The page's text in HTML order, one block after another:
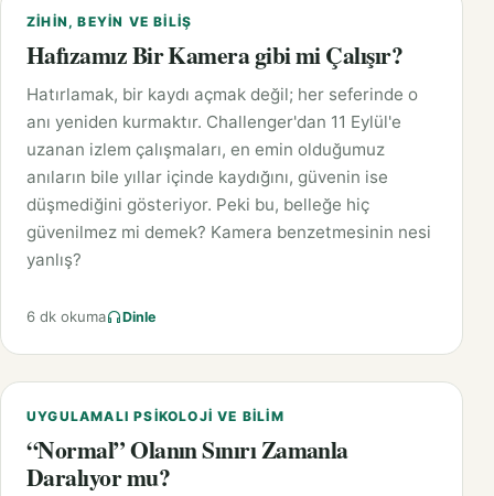
ZIHIN, BEYIN VE BILIŞ
Hafızamız Bir Kamera gibi mi Çalışır?
Hatırlamak, bir kaydı açmak değil; her seferinde o
anı yeniden kurmaktır. Challenger'dan 11 Eylül'e
uzanan izlem çalışmaları, en emin olduğumuz
anıların bile yıllar içinde kaydığını, güvenin ise
düşmediğini gösteriyor. Peki bu, belleğe hiç
güvenilmez mi demek? Kamera benzetmesinin nesi
yanlış?
6 dk okuma Dinle
UYGULAMALI PSIKOLOJI VE BILIM
“Normal” Olanın Sınırı Zamanla
Daralıyor mu?